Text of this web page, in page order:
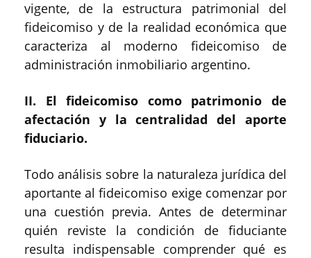
vigente, de la estructura patrimonial del
fideicomiso y de la realidad económica que
caracteriza al moderno fideicomiso de
administración inmobiliario argentino.
II. El fideicomiso como patrimonio de
afectación y la centralidad del aporte
fiduciario.
Todo análisis sobre la naturaleza jurídica del
aportante al fideicomiso exige comenzar por
una cuestión previa. Antes de determinar
quién reviste la condición de fiduciante
resulta indispensable comprender qué es